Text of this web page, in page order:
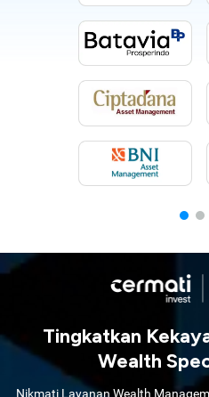
Tingkatkan
Wealth
Nikmati Layanan Wealth